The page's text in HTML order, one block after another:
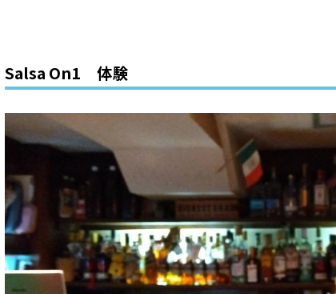
Salsa On1 体験